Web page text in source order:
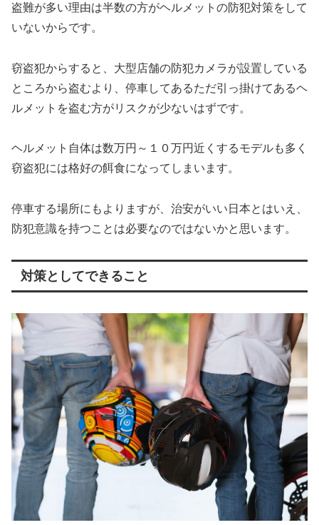
盗難が多い理由は半数の方がヘルメットの防犯対策をして
いないからです。
窃盗犯からすると、大型店舗の防犯カメラが設置している
ところから盗むより、停車してあるただ引っ掛けてあるヘ
ルメットを盗む方がリスクが少ないはずです。
ヘルメット自体は数万円～１０万円近くするモデルも多く
窃盗犯には格好の餌食になってしまいます。
停車する場所にもよりますが、治安がいい日本とはいえ、
防犯意識を持つことは必要なのではないかと思います。
対策としてできること